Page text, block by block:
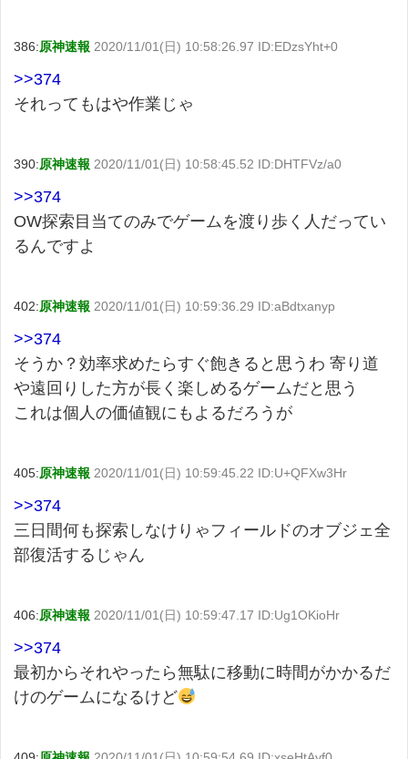
386:原神速報 2020/11/01(日) 10:58:26.97 ID:EDzsYht+0
>>374
それってもはや作業じゃ
390:原神速報 2020/11/01(日) 10:58:45.52 ID:DHTFVz/a0
>>374
OW探索目当てのみでゲームを渡り歩く人だってい
るんですよ
402:原神速報 2020/11/01(日) 10:59:36.29 ID:aBdtxanyp
>>374
そうか？効率求めたらすぐ飽きると思うわ 寄り道
や遠回りした方が長く楽しめるゲームだと思う
これは個人の価値観にもよるだろうが
405:原神速報 2020/11/01(日) 10:59:45.22 ID:U+QFXw3Hr
>>374
三日間何も探索しなけりゃフィールドのオブジェ全
部復活するじゃん
406:原神速報 2020/11/01(日) 10:59:47.17 ID:Ug1OKioHr
>>374
最初からそれやったら無駄に移動に時間がかかるだ
けのゲームになるけど